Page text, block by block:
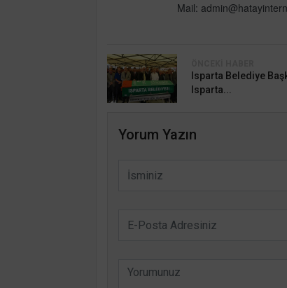
Mail:
Isparta Belediye
Isparta...
Yorum Yazın